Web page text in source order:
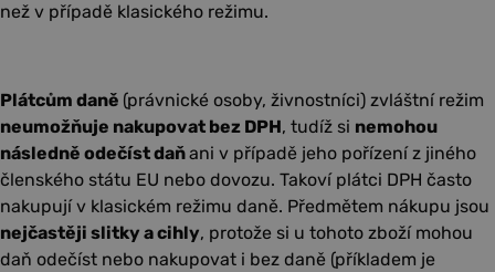
než v případě klasického režimu.
Plátcům daně (právnické osoby, živnostníci) zvláštní režim
neumožňuje nakupovat bez DPH, tudíž si nemohou
následně odečíst daňani v případě jeho pořízení z jiného
členského státu EU nebo dovozu. Takoví plátci DPH často
nakupují v klasickém režimu daně. Předmětem nákupu jsou
nejčastěji slitky a cihly, protože si u tohoto zboží mohou
daň odečíst nebo nakupovat i bez daně (příkladem je